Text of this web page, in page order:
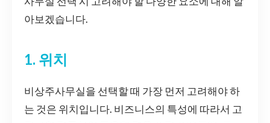
아보겠습니다.
1. 위치
비상주사무실을 선택할 때 가장 먼저 고려해야 하
는 것은 위치입니다. 비즈니스의 특성에 따라서 고